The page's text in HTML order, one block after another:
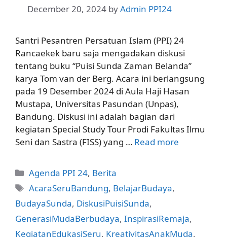
December 20, 2024 byAdmin PPI24
Santri Pesantren Persatuan Islam (PPI) 24
Rancaekek baru saja mengadakan diskusi
tentang buku “Puisi Sunda Zaman Belanda”
karya Tom van der Berg. Acara ini berlangsung
pada 19 Desember 2024 di Aula Haji Hasan
Mustapa, Universitas Pasundan (Unpas),
Bandung. Diskusi ini adalah bagian dari
kegiatan Special Study Tour Prodi Fakultas Ilmu
Seni dan Sastra (FISS) yang … Read more
Categories
Agenda PPI 24, Berita
Tags
AcaraSeruBandung, BelajarBudaya,
BudayaSunda, DiskusiPuisiSunda,
GenerasiMudaBerbudaya, InspirasiRemaja,
KegiatanEdukasiSeru, KreativitasAnakMuda,